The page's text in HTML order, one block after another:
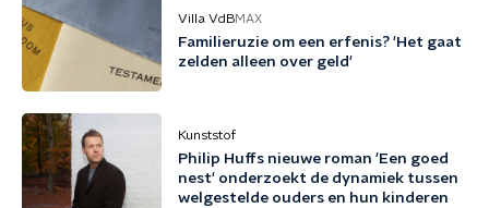
Villa VdBMAX
Familieruzie om een erfenis? 'Het gaat
zelden alleen over geld'
Kunststof
Philip Huffs nieuwe roman 'Een goed
nest' onderzoekt de dynamiek tussen
welgestelde ouders en hun kinderen